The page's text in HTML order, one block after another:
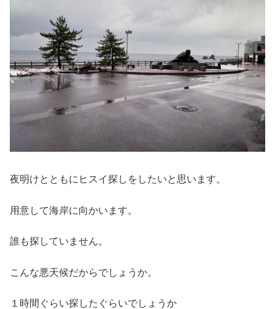
夜明けとともにヒスイ探しをしたいと思います。
用意して海岸に向かいます。
誰も探していません。
こんな悪天候だからでしょうか。
１時間ぐらい探したぐらいでしょうか